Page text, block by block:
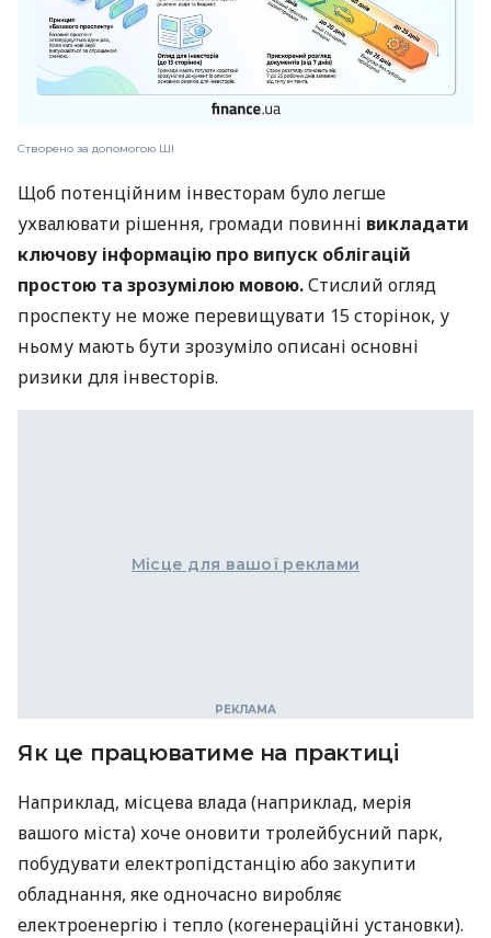
Створено за допомогою ШІ
Щоб потенційним інвесторам було легше
ухвалювати рішення, громади повинні викладати
ключову інформацію про випуск облігацій
простою та зрозумілою мовою.Стислий огляд
проспекту не може перевищувати 15 сторінок, у
ньому мають бути зрозуміло описані основні
ризики для інвесторів.
Місце для вашої реклами
Як це працюватиме на практиці
Наприклад, місцева влада (наприклад, мерія
вашого міста) хоче оновити тролейбусний парк,
побудувати електропідстанцію або закупити
обладнання, яке одночасно виробляє
електроенергію і тепло (когенераційні установки).